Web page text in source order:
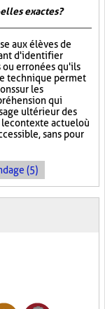
exactes ?
aux élèves de
d'identifier
erronées qu'ils
technique permet
sur les
qui
ultérieur des
contexte actuel où
sans pour
(5)